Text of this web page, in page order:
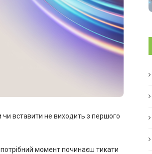
вставити не виходить з першого
момент починаєш тикати